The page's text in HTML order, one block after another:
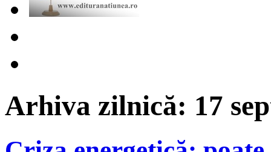
Arhiva zilnică: 17